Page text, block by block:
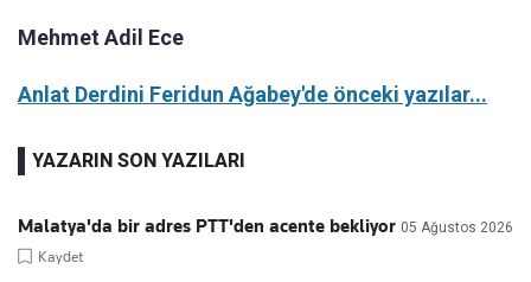
Mehmet Adil Ece
Anlat Derdini Feridun Ağabey'de önceki yazılar...
YAZARIN SON YAZILARI
Malatya'da bir adres PTT'den acente bekliyor 05 Ağustos 2026
Kaydet